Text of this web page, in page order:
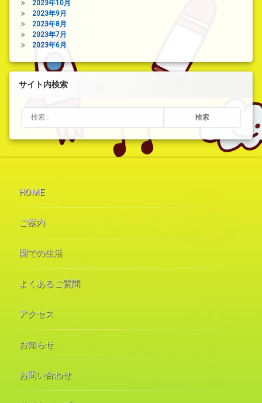
2023年10月
2023年9月
2023年8月
2023年7月
2023年6月
サイト内検索
検索:
HOME
ご案内
園での生活
よくあるご質問
アクセス
お知らせ
お問い合わせ